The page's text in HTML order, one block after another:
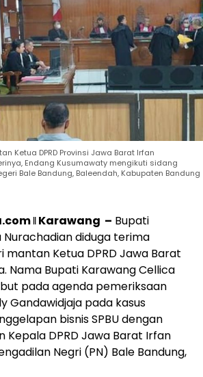
Ketua DPRD Provinsi Jawa Barat Irfan
Endang Kusumawaty mengikuti sidang
Bale Bandung, Baleendah, Kabupaten Bandung
ǁ Karawang – Bupati
Nurachadian diduga terima
mantan Ketua DPRD Jawa Barat
Nama Bupati Karawang Cellica
pada agenda pemeriksaan
Gandawidjaja pada kasus
bisnis SPBU dengan
DPRD Jawa Barat Irfan
Negri (PN) Bale Bandung,